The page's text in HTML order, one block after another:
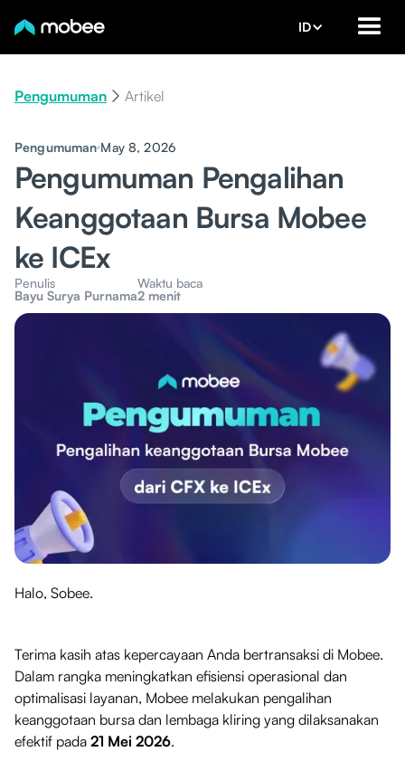
ID
Pengumuman Artikel
Pengumuman May 8, 2026
Pengumuman Pengalihan
Keanggotaan Bursa Mobee
ke ICEx
Penulis
Bayu Surya Purnama
Waktu baca
2 menit
Halo, Sobee.
Terima kasih atas kepercayaan Anda bertransaksi di Mobee.
Dalam rangka meningkatkan efisiensi operasional dan
optimalisasi layanan, Mobee melakukan pengalihan
keanggotaan bursa dan lembaga kliring yang dilaksanakan
efektif pada 21 Mei 2026.